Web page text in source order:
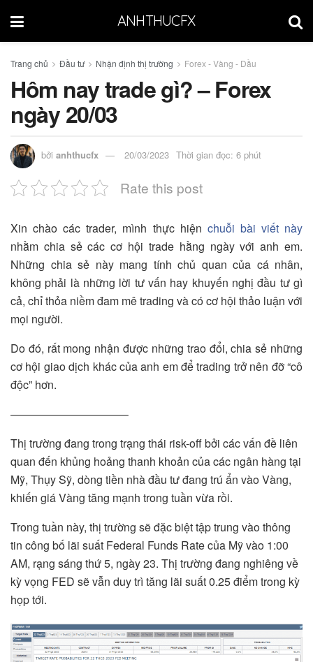
ANHTHUCFX
Trang chủ Đầu tư Nhận định thị trường Forex - Vàng - Dầu
Hôm nay trade gì? – Forex
ngày 20/03
bởi anhthucfx 20/03/2023 Thời gian đọc: 6 phút
Rate this post
Xin chào các trader, mình thực hiện chuỗi bài viết này
nhằm chia sẻ các cơ hội trade hằng ngày với anh em.
Những chia sẻ này mang tính chủ quan của cá nhân,
không phải là những lời tư vấn hay khuyến nghị đầu tư gì
cả, chỉ thỏa niềm đam mê trading và có cơ hội thảo luận với
mọi người.
Do đó, rất mong nhận được những trao đổi, chia sẻ những
cơ hội giao dịch khác của anh em để trading trở nên đỡ “cô
độc” hơn.
——————————–
Thị trường đang trong trạng thái risk-off bởi các vấn đề liên
quan đến khủng hoảng thanh khoản của các ngân hàng tại
Mỹ, Thụy Sỹ, dòng tiền nhà đầu tư đang trú ẩn vào Vàng,
khiến giá Vàng tăng mạnh trong tuần vừa rồi.
Trong tuần này, thị trường sẽ đặc biệt tập trung vào thông
tin công bố lãi suất Federal Funds Rate của Mỹ vào 1:00
AM, rạng sáng thứ 5, ngày 23. Thị trường đang nghiêng về
kỳ vọng FED sẽ vẫn duy trì tăng lãi suất 0.25 điểm trong kỳ
họp tới.